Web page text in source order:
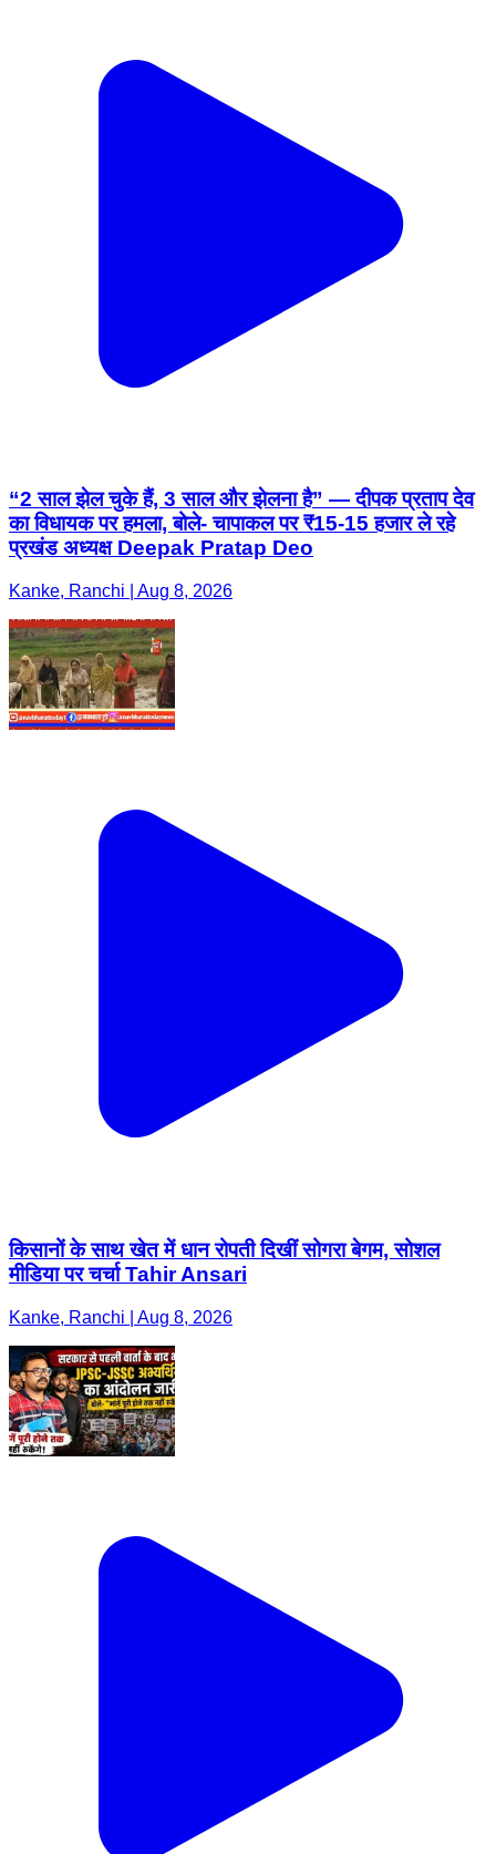
“2 साल झेल चुके हैं, 3 साल और झेलना है” — दीपक प्रताप देव
का विधायक पर हमला, बोले- चापाकल पर ₹15-15 हजार ले रहे
प्रखंड अध्यक्ष Deepak Pratap Deo
Kanke, Ranchi | Aug 8, 2026
किसानों के साथ खेत में धान रोपती दिखीं सोगरा बेगम, सोशल
मीडिया पर चर्चा Tahir Ansari
Kanke, Ranchi | Aug 8, 2026